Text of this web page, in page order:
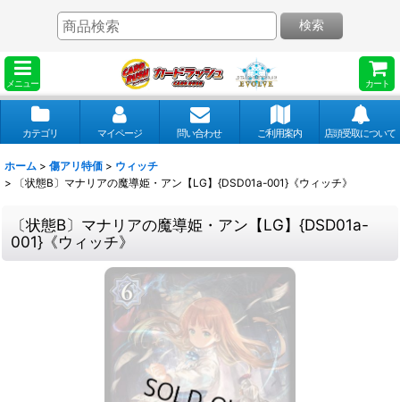
メニュー カート
検索
カテゴリ マイページ 問い合わせ ご利用案内 店頭受取について
ホーム > 傷アリ特価 > ウィッチ
>
〔状態B〕マナリアの魔導姫・アン【LG】{DSD01a-001}《ウィッチ》
〔状態B〕マナリアの魔導姫・アン【LG】{DSD01a-
001}《ウィッチ》